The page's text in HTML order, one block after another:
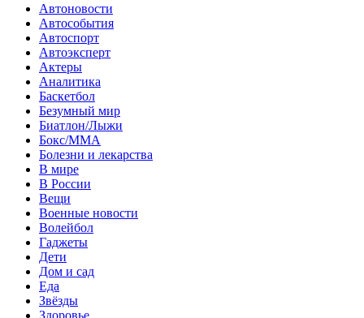
Автоновости
Автособытия
Автоспорт
Автоэксперт
Актеры
Аналитика
Баскетбол
Безумный мир
Биатлон/Лыжи
Бокс/MMA
Болезни и лекарства
В мире
В России
Вещи
Военные новости
Волейбол
Гаджеты
Дети
Дом и сад
Еда
Звёзды
Здоровье